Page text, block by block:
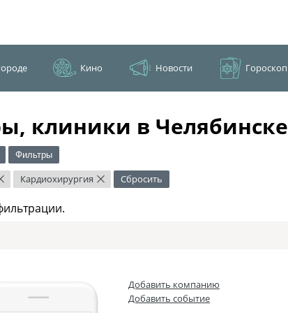
Кино Новости Гороскоп
клиники в Челябинске
Фильтры
Кардиохирургия × Сбросить
Добавить компанию
Добавить событие